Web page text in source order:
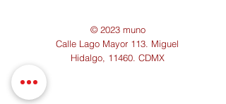
© 2023 muno
Calle Lago Mayor 113. Miguel
Hidalgo, 11460. CDMX